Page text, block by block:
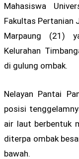
Mahasiswa
Fakultas Pertanian
Marpaung (21)
Kelurahan
di gulung ombak.
Nelayan Pantai
posisi
air laut berbentuk
diterpa ombak
bawah.